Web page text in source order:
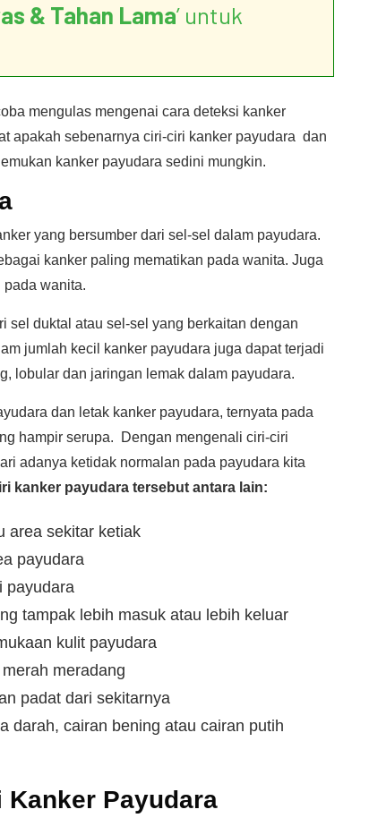
& Tahan Lama’ untuk
mengulas mengenai cara deteksi kanker
apakah sebenarnya ciri-ciri kanker payudara dan
kanker payudara sedini mungkin.
yang bersumber dari sel-sel dalam payudara.
kanker paling mematikan pada wanita. Juga
wanita.
sel duktal atau sel-sel yang berkaitan dengan
jumlah kecil kanker payudara juga dapat terjadi
lobular dan jaringan lemak dalam payudara.
dan letak kanker payudara, ternyata pada
hampir serupa. Dengan mengenali ciri-ciri
adanya ketidak normalan pada payudara kita
kanker payudara tersebut antara lain:
area sekitar ketiak
payudara
payudara
tampak lebih masuk atau lebih keluar
kulit payudara
meradang
padat dari sekitarnya
darah, cairan bening atau cairan putih
Kanker Payudara